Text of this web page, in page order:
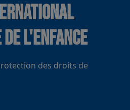
l'Enfance
des droits de